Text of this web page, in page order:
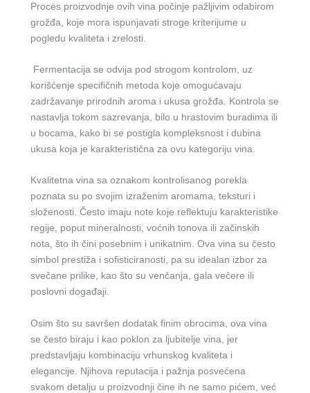
Proces proizvodnje ovih vina počinje pažljivim odabirom
grožđa, koje mora ispunjavati stroge kriterijume u
pogledu kvaliteta i zrelosti.
Fermentacija se odvija pod strogom kontrolom, uz
korišćenje specifičnih metoda koje omogućavaju
zadržavanje prirodnih aroma i ukusa grožđa. Kontrola se
nastavlja tokom sazrevanja, bilo u hrastovim buradima ili
u bocama, kako bi se postigla kompleksnost i dubina
ukusa koja je karakteristična za ovu kategoriju vina.
Kvalitetna vina sa oznakom kontrolisanog porekla
poznata su po svojim izraženim aromama, teksturi i
složenosti. Često imaju note koje reflektuju karakteristike
regije, poput mineralnosti, voćnih tonova ili začinskih
nota, što ih čini posebnim i unikatnim. Ova vina su često
simbol prestiža i sofisticiranosti, pa su idealan izbor za
svečane prilike, kao što su venčanja, gala večere ili
poslovni događaji.
Osim što su savršen dodatak finim obrocima, ova vina
se često biraju i kao poklon za ljubitelje vina, jer
predstavljaju kombinaciju vrhunskog kvaliteta i
elegancije. Njihova reputacija i pažnja posvećena
svakom detalju u proizvodnji čine ih ne samo pićem, već